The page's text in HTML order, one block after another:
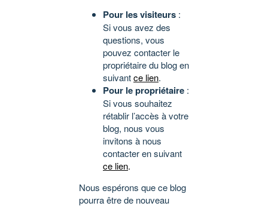
Pour les visiteurs :
Si vous avez des
questions, vous
pouvez contacter le
propriétaire du blog en
suivantce lien.
Pour le propriétaire :
Si vous souhaitez
rétablir l’accès à votre
blog, nous vous
invitons à nous
contacter en suivant
ce lien.
Nous espérons que ce blog
pourra être de nouveau